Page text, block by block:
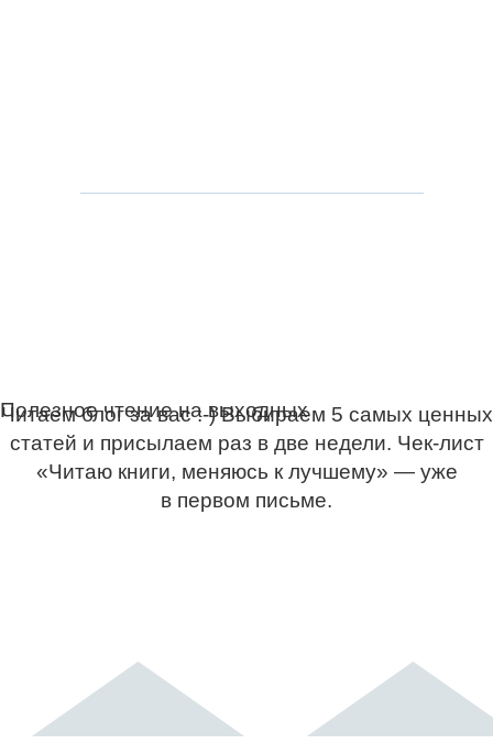
Полезное чтение на выходных
Читаем блог за вас :-) Выбираем 5 самых ценных
статей и присылаем раз в две недели. Чек-лист
«Читаю книги, меняюсь к лучшему» — уже
в первом письме.